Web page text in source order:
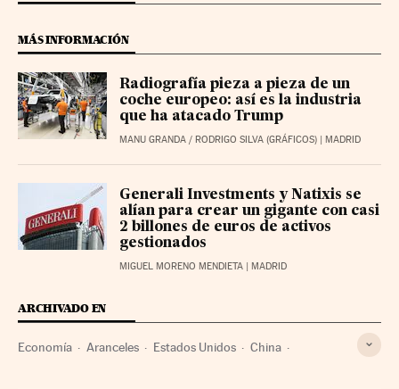
MÁS INFORMACIÓN
Radiografía pieza a pieza de un
coche europeo: así es la industria
que ha atacado Trump
MANU GRANDA / RODRIGO SILVA (GRÁFICOS) | MADRID
Generali Investments y Natixis se
alían para crear un gigante con casi
2 billones de euros de activos
gestionados
MIGUEL MORENO MENDIETA | MADRID
ARCHIVADO EN
Economía Aranceles Estados Unidos China